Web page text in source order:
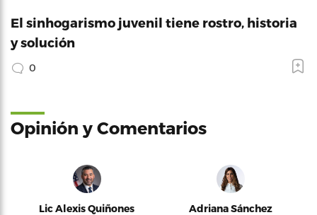
El sinhogarismo juvenil tiene rostro, historia
y solución
0
Opinión y Comentarios
Lic Alexis Quiñones Adriana Sánchez